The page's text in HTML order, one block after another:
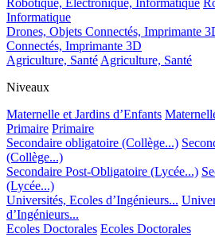
Robotique, Electronique, Informatique
Informatique
Drones, Objets Connectés, Imprimante
Connectés, Imprimante 3D
Agriculture, SantéAgriculture, Santé
Niveaux
Maternelle et Jardins d’Enfants
Primaire Primaire
Secondaire obligatoire (Collège...)
(Collège...)
Secondaire Post-Obligatoire (Lycée...)
(Lycée...)
Universités, Ecoles d’Ingénieurs...
d’Ingénieurs...
Ecoles Doctorales Ecoles Doctorales